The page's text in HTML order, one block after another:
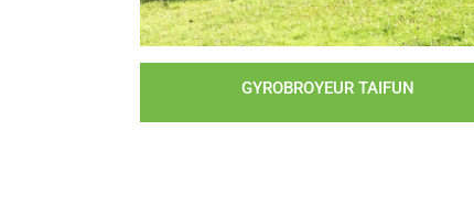
GYROBROYEUR TAIFUN